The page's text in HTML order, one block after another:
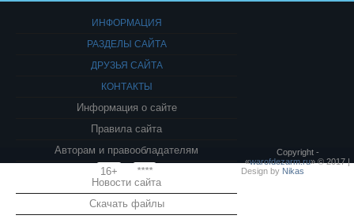
ИНФОРМАЦИЯ
РАЗДЕЛЫ САЙТА
ДРУЗЬЯ САЙТА
КОНТАКТЫ
Информация о сайте
Правила сайта
Авторам и правообладателям
16+
****
Новости сайта
Скачать файлы
Copyright -
«warofdezarm.ru» © 2017 |
Design by Nikas